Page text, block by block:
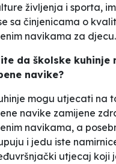
življenja i sporta,
sa činjenicama o
navikama za djecu.
da školske kuhinje
navike?
mogu utjecati na
navike zamijene
navikama, a
i jedu iste
utjecaj koji